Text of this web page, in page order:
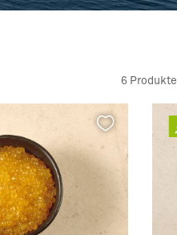
6 Produkte